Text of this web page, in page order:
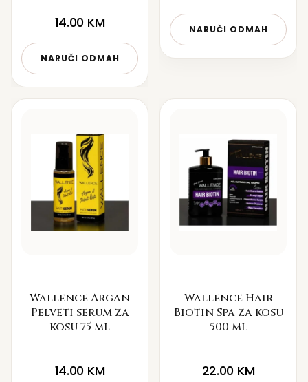
14.00 KM
NARUČI ODMAH
NARUČI ODMAH
Wallence Argan
Pelveti serum za
kosu 75 ml
14.00 KM
Wallence Hair
Biotin Spa za kosu
500 ml
22.00 KM